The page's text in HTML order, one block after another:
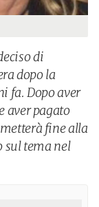
di
dopo la
fa. Dopo aver
aver pagato
fine alla
sul tema nel